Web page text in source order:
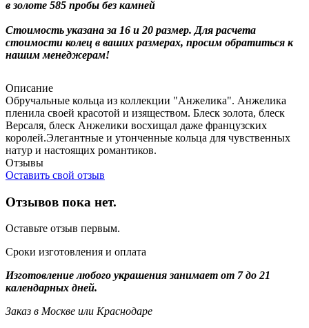
в золоте 585 пробы без камней
Стоимость указана за 16 и 20 размер. Для расчета
стоимости колец в ваших размерах, просим обратиться к
нашим менеджерам!
Описание
Обручальные кольца из коллекции "Анжелика". Анжелика
пленила своей красотой и изяществом. Блеск золота, блеск
Версаля, блеск Анжелики восхищал даже французских
королей.Элегантные и утонченные кольца для чувственных
натур и настоящих романтиков.
Отзывы
Оставить свой отзыв
Отзывов пока нет.
Оставьте отзыв первым.
Сроки изготовления и оплата
Изготовление любого украшения занимает от 7 до 21
календарных дней.
Заказ в Москве или Краснодаре